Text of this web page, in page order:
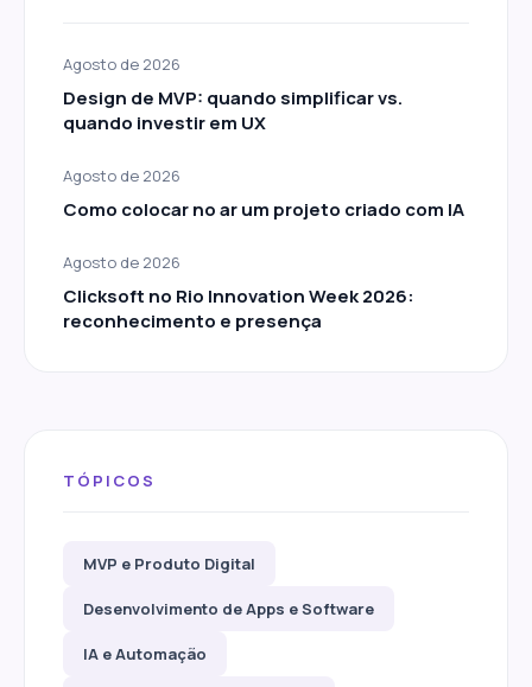
Agosto de 2026
Design de MVP: quando simplificar vs.
quando investir em UX
Agosto de 2026
Como colocar no ar um projeto criado com IA
Agosto de 2026
Clicksoft no Rio Innovation Week 2026:
reconhecimento e presença
TÓPICOS
MVP e Produto Digital
Desenvolvimento de Apps e Software
IA e Automação